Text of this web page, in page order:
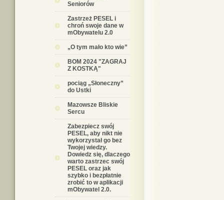
Seniorów
Zastrzeż PESEL i
chroń swoje dane w
mObywatelu 2.0
„O tym mało kto wie”
BOM 2024 "ZAGRAJ
Z KOSTKĄ"
pociąg „Słoneczny”
do Ustki
Mazowsze Bliskie
Sercu
Zabezpiecz swój
PESEL, aby nikt nie
wykorzystał go bez
Twojej wiedzy.
Dowiedz się, dlaczego
warto zastrzec swój
PESEL oraz jak
szybko i bezpłatnie
zrobić to w aplikacji
mObywatel 2.0.